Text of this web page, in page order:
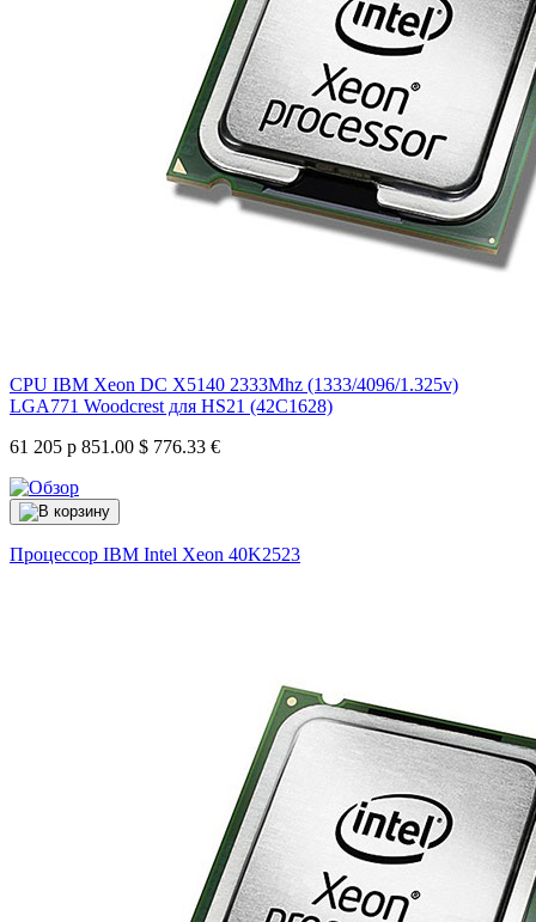
CPU IBM Xeon DC X5140 2333Mhz (1333/4096/1.325v)
LGA771 Woodcrest для HS21 (42C1628)
61 205 р 851.00 $ 776.33 €
Процессор IBM Intel Xeon 40K2523